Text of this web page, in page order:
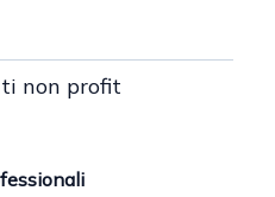
non profit